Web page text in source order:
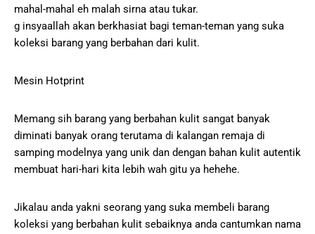
mahal-mahal eh malah sirna atau tukar.
g insyaallah akan berkhasiat bagi teman-teman yang suka
koleksi barang yang berbahan dari kulit.
Mesin Hotprint
Memang sih barang yang berbahan kulit sangat banyak
diminati banyak orang terutama di kalangan remaja di
samping modelnya yang unik dan dengan bahan kulit autentik
membuat hari-hari kita lebih wah gitu ya hehehe.
Jikalau anda yakni seorang yang suka membeli barang
koleksi yang berbahan kulit sebaiknya anda cantumkan nama